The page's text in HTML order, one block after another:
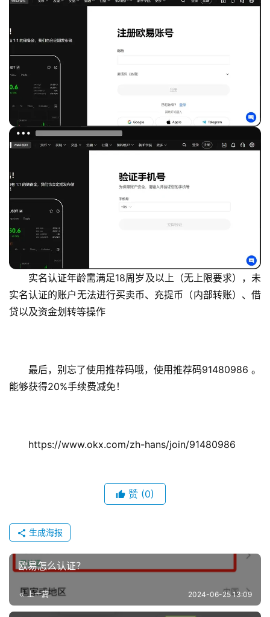
实名认证年龄需满足18周岁及以上（无上限要求），未
实名认证的账户无法进行买卖币、充提币（内部转账）、借
贷以及资金划转等操作
最后，别忘了使用推荐码哦，使用推荐码91480986 。
能够获得20%手续费减免！
https://www.okx.com/zh-hans/join/91480986
赞 (0)
生成海报
欧易怎么认证？
上一篇 2024-06-25 13:09